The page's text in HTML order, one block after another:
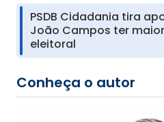
PSDB Cidadania tira
João Campos ter
eleitoral
Conheça o autor